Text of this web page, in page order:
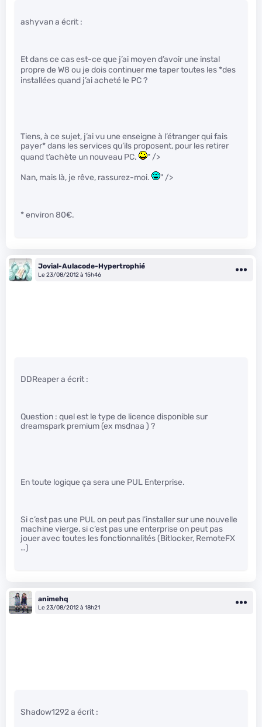
ashyvan a écrit :
Et dans ce cas est-ce que j’ai moyen d’avoir une instal
propre de W8 ou je dois continuer me taper toutes les *des
installées quand j’ai acheté le PC ?
Tiens, à ce sujet, j’ai vu une enseigne à l’étranger qui fais
payer* dans les services qu’ils proposent, pour les retirer
quand t’achète un nouveau PC.
" />
Nan, mais là, je rêve, rassurez-moi. " />
* environ 80€.
Jovial-Aulacode-Hypertrophié
Le 23/08/2012 à 15h46
DDReaper a écrit :
Question : quel est le type de licence disponible sur
dreamspark premium (ex msdnaa ) ?
En toute logique ça sera une PUL Enterprise.
Si c’est pas une PUL on peut pas l’installer sur une nouvelle
machine vierge, si c’est pas une enterprise on peut pas
jouer avec toutes les fonctionnalités (Bitlocker, RemoteFX
…)
animehq
Le 23/08/2012 à 18h21
Shadow1292 a écrit :